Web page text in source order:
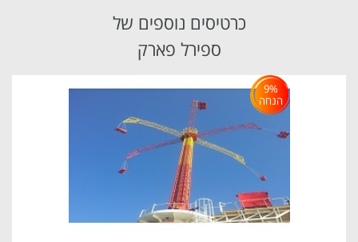
כרטיסים נוספים של
ספירל פארק
9%
הנחה